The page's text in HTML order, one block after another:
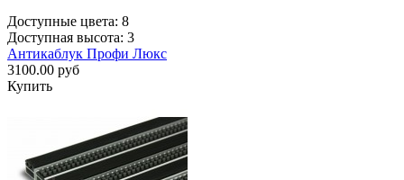
Доступные цвета: 8
Доступная высота: 3
Антикаблук Профи Люкс
3100.00 руб
Купить